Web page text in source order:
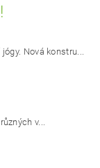
Nová konstru...
v...